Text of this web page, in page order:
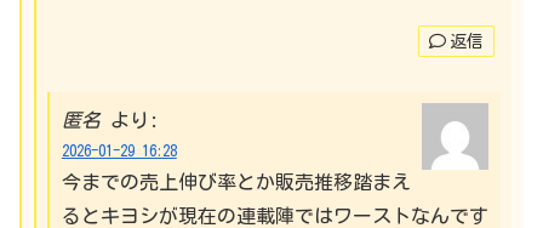
返信
匿名 より:
2026-01-29 16:28
今までの売上伸び率とか販売推移踏まえ
るとキヨシが現在の連載陣ではワーストなんです